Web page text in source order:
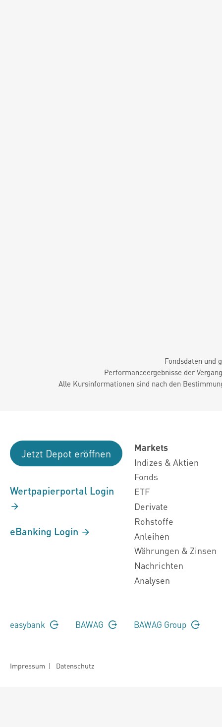
Fondsdaten und
Performanceergebnisse der
Alle Kursinformationen sind nach den
Jetzt Depot eröffnen
Wertpapierportal Login
eBanking Login
Markets
Indizes & Aktien
Fonds
ETF
Derivate
Rohstoffe
Anleihen
Währungen & Zinsen
Nachrichten
Analysen
easybank BAWAG BAWAG Group
Impressum | Datenschutz